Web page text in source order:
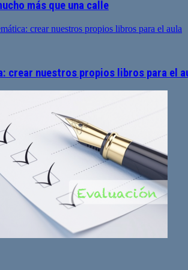
más que una calle
crear nuestros propios libros para el